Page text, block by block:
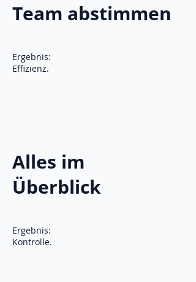
Team abstimmen
Ergebnis:
Effizienz.
Alles im
Überblick
Ergebnis:
Kontrolle.